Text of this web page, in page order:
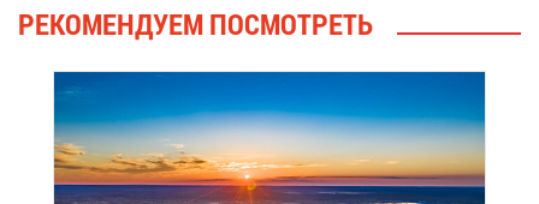
РЕ­КО­МЕН­ДУ­ЕМ ПО­СМОТ­РЕТЬ